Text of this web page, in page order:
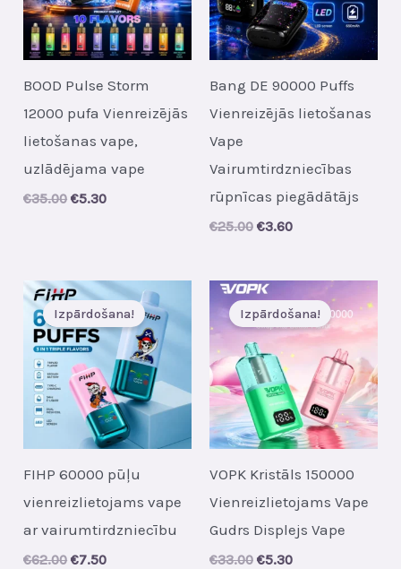
BOOD Pulse Storm
12000 pufa Vienreizējās
lietošanas vape,
uzlādējama vape
€35.00 Original
€5.30Current
Bang DE 90000 Puffs
Vienreizējās lietošanas
Vape
Vairumtirdzniecības
rūpnīcas piegādātājs
€25.00 Original
€25.00.
€3.60Current
€3.60.
Izpārdošana!
FIHP 60000 pūļu
vienreizlietojams vape
ar vairumtirdzniecību
€62.00 Original
€7.50Current
Izpārdošana!
VOPK Kristāls 150000
Vienreizlietojams Vape
Gudrs Displejs Vape
€33.00 Original
€5.30Current